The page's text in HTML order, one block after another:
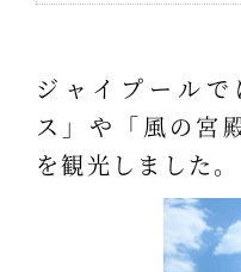
ジャイプール
ス」や「風の宮
を観光しました。